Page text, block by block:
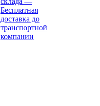
Бесплатная
доставка до
транспортной
компании